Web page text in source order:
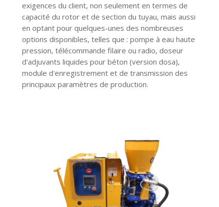
exigences du client, non seulement en termes de
capacité du rotor et de section du tuyau, mais aussi
en optant pour quelques-unes des nombreuses
options disponibles, telles que : pompe à eau haute
pression, télécommande filaire ou radio, doseur
d'adjuvants liquides pour béton (version dosa),
module d'enregistrement et de transmission des
principaux paramètres de production.